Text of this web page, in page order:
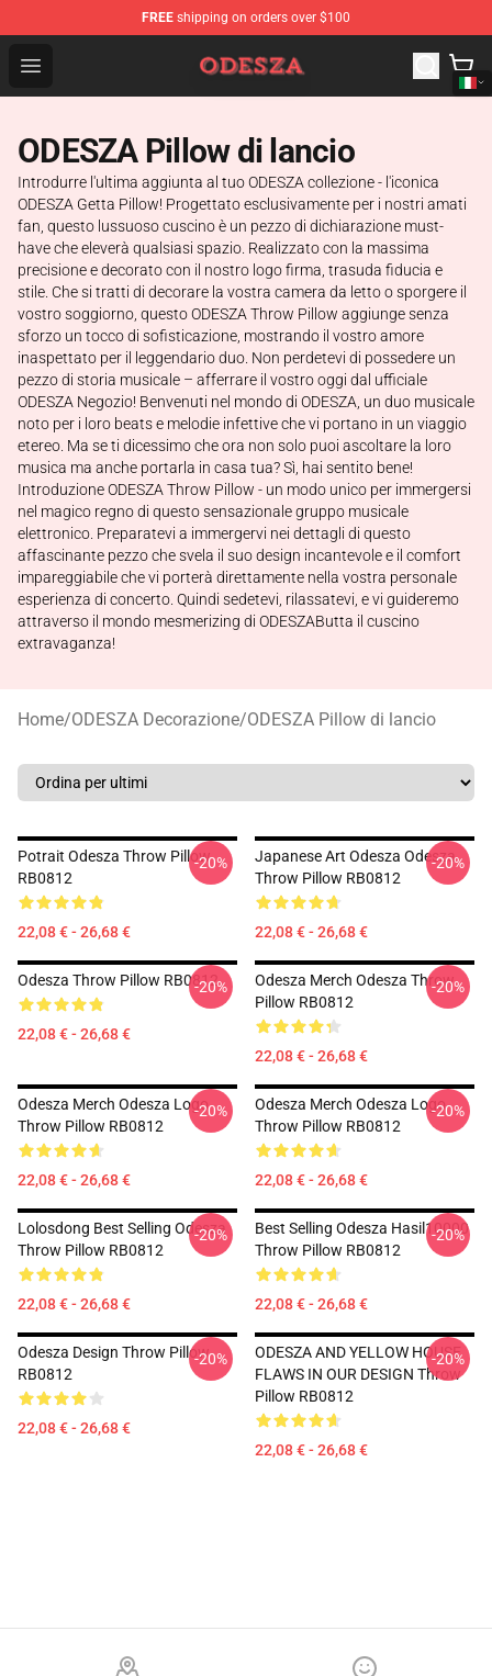
FREE shipping on orders over $100
Open menu
ODESZA Shop - Official ODESZA Merchandise Store
ODESZA Pillow di lancio
Introdurre l'ultima aggiunta al tuo ODESZA collezione - l'iconica
ODESZA Getta Pillow! Progettato esclusivamente per i nostri amati
fan, questo lussuoso cuscino è un pezzo di dichiarazione must-
have che eleverà qualsiasi spazio. Realizzato con la massima
precisione e decorato con il nostro logo firma, trasuda fiducia e
stile. Che si tratti di decorare la vostra camera da letto o sporgere il
vostro soggiorno, questo ODESZA Throw Pillow aggiunge senza
sforzo un tocco di sofisticazione, mostrando il vostro amore
inaspettato per il leggendario duo. Non perdetevi di possedere un
pezzo di storia musicale – afferrare il vostro oggi dal ufficiale
ODESZA Negozio! Benvenuti nel mondo di ODESZA, un duo musicale
noto per i loro beats e melodie infettive che vi portano in un viaggio
etereo. Ma se ti dicessimo che ora non solo puoi ascoltare la loro
musica ma anche portarla in casa tua? Sì, hai sentito bene!
Introduzione ODESZA Throw Pillow - un modo unico per immergersi
nel magico regno di questo sensazionale gruppo musicale
elettronico. Preparatevi a immergervi nei dettagli di questo
affascinante pezzo che svela il suo design incantevole e il comfort
impareggiabile che vi porterà direttamente nella vostra personale
esperienza di concerto. Quindi sedetevi, rilassatevi, e vi guideremo
attraverso il mondo mesmerizing di ODESZAButta il cuscino
extravaganza!
Home/ODESZA Decorazione/ODESZA Pillow di lancio
Potrait Odesza Throw Pillow
RB0812
22,08 € - 26,68 €
-20%
Japanese Art Odesza Odesza
Throw Pillow RB0812
22,08 € - 26,68 €
-20%
Odesza Throw Pillow RB0812
22,08 € - 26,68 €
-20%
Odesza Merch Odesza Throw
Pillow RB0812
22,08 € - 26,68 €
-20%
Odesza Merch Odesza Logo
Throw Pillow RB0812
22,08 € - 26,68 €
-20%
Odesza Merch Odesza Logo
Throw Pillow RB0812
22,08 € - 26,68 €
-20%
Lolosdong Best Selling Odesza
Throw Pillow RB0812
22,08 € - 26,68 €
-20%
Best Selling Odesza Hasil10000
Throw Pillow RB0812
22,08 € - 26,68 €
-20%
Odesza Design Throw Pillow
RB0812
22,08 € - 26,68 €
-20%
ODESZA AND YELLOW HOUSE
FLAWS IN OUR DESIGN Throw
Pillow RB0812
22,08 € - 26,68 €
-20%